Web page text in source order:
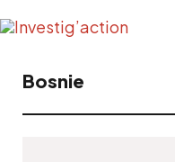
Bosnie